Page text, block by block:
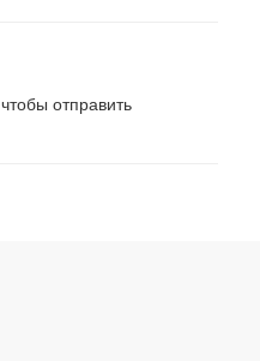
чтобы отправить